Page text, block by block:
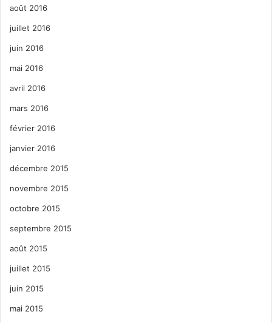
août 2016
juillet 2016
juin 2016
mai 2016
avril 2016
mars 2016
février 2016
janvier 2016
décembre 2015
novembre 2015
octobre 2015
septembre 2015
août 2015
juillet 2015
juin 2015
mai 2015